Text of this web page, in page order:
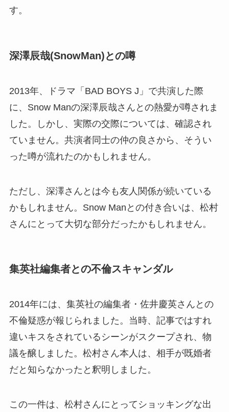
す。
深澤辰哉(SnowMan)との噂
2013年、ドラマ「BAD BOYS J」で共演した際
に、Snow Manの深澤辰哉さんとの熱愛が噂されま
した。しかし、実際の交際については、確認され
ていません。共演者同士の仲の良さから、そうい
った噂が流れたのかもしれません。
ただし、深澤さんとは今も友人関係が続いている
かもしれません。Snow Manとの付き合いは、松村
さんにとって大切な部分だったかもしれません。
集英社編集者との不倫スキャンダル
2014年には、集英社の編集者・佐井慶英さんとの
不倫疑惑が報じられました。当時、記事ではすれ
違いキスをされているシーンがスクープされ、物
議を醸しました。松村さん本人は、相手が既婚者
だと知らなかったと釈明しました。
この一件は、松村さんにとってショッキングな出